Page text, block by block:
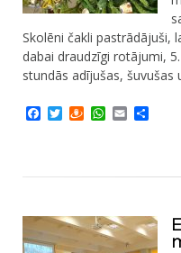
Skolēni čakli pastrādājuši,
dabai draudzīgi rotājumi,
stundās adījušas, šuvušas
Facebook
TwitterDraugiem
WhatsApp
Email